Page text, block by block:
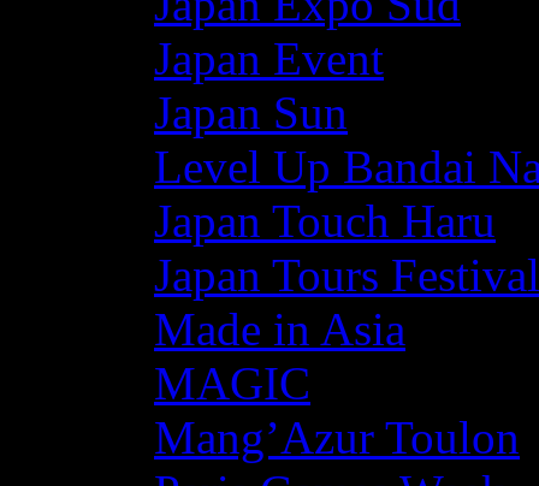
Japan Event
Japan Sun
Level Up Bandai
Japan Touch Haru
Japan Tours Festival
Made in Asia
MAGIC
Mang’Azur Toulon